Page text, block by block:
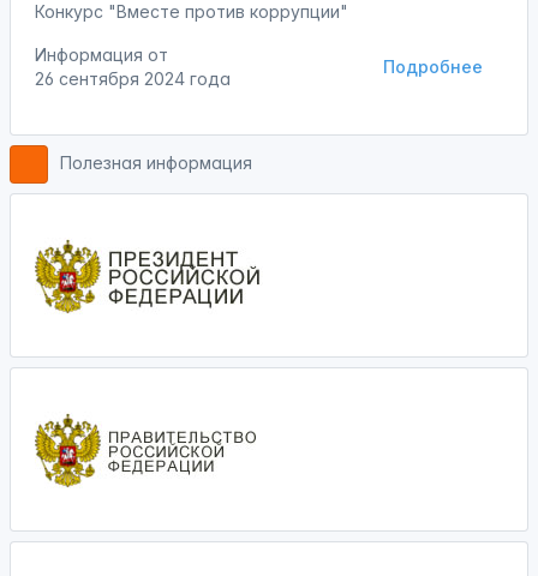
Конкурс "Вместе против коррупции"
Подробнее
Информация от
26 сентября 2024 года
Полезная информация